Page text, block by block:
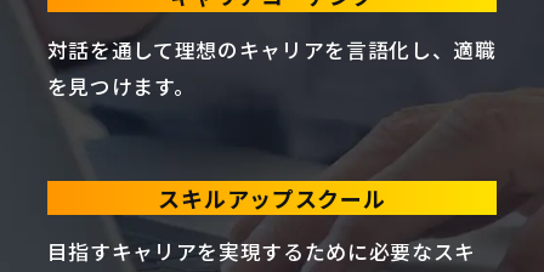
対話を通して理想のキャリアを言語化し、適職
を見つけます。
スキルアップスクール
目指すキャリアを実現するために必要なスキ